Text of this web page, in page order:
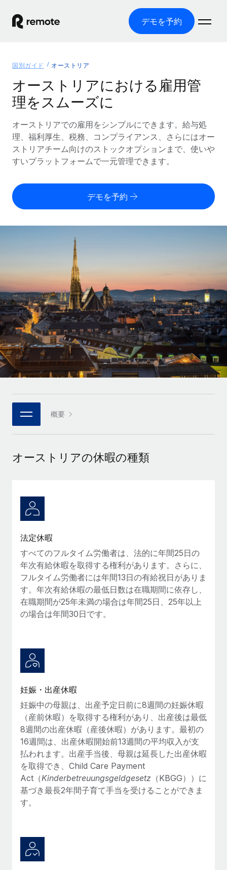
デモを予約
グローバル雇用
グローバル給与処理
コンプライアンス対応の給与処理を手軽に
Employer of Record（EOR）
グローバル展開をコストをかけずに実現
Contractor of Record
世界中の契約社員と法令を遵守して契約
複雑な雇用関連業務を外部委託
インフラ
Remote統合
人事機能をワークフローにシームレスに統合する
プラットフォーム
チームのための人事の基本機能を内蔵
接続 新しい
当社のMCPを使用して、あらゆるAIツールをRemoteに接続
統合
基本的なビジネスツールを活用して業務プロセスを効率化す
グローバル人事・コンプライアンスの専門サポート
候補者の選考プロセスをシンプルに
Compliance Watchtower
コンプライアンスリスクを先回りして対応
デバイス管理
ITデバイスを世界規模で提供・管理
移住・転勤
従業員の異動をスムーズに
従業員の福利厚生を簡単に管理
ソリューション
各国の制度に対応
国別ガイド
/国別のグローバル雇用支援を検索する
Remoteを他社と比較
スタートアップ
成長中の企業向けのアジャイルなグローバルHR・給与処理ソ
リューション
ミッドマーケット
カスタマイズされた人事ソリューションでチームを拡大する
企業
大企業向けのグローバルHR
パートナーに登録
戦略的テクノロジーパートナー
グローバルな人事機能を柔軟に自社プラットフォームへ統合
当社とのパートナーシップの可能性を検討する
Reverse Tech、契約社員管理と給与処理でRemote
と戦略的提携
Reverse Techの概要 健康とウェルネスのスタートアップである
Reverse...
詳細を見る
い、どのようにしてワークフォースを120%に増やした
のか
詳細を見る
リソース
ツールと計算ツール
従業員コスト計算ツール
契約社員の報酬計算ツール
グローバルな契約社員向けに、通貨オプションと支払スピー
ドを確認する
REMOTEで学習
リサーチおよびガイド
活用事例
HR用語集
チェックリストおよびテンプレート
職務内容ライブラリ
ウェビナー
イベント
ニュースルーム
情報センター
サポートを依頼する
すべてのリソースを表示する
ブログ
グローバル給与処理
EORおよびPEO
税務
ブログを読む
ブログ
Remoteの製品アップデート：GustoとXeroの統合お
よびContractor Management Plus（契約社員管理
プラス）
Remoteの使命は、世界のどこにいても、あらゆる規模の企業が
業務に最適な人材を採用し、管理し、給与を支給できるようにす
ることです。この数週間で、新しい統合、機能、改良点をリリー
スしました。...
給与詐欺：種類、事例、ビジネスを守る方法
価格
English
Français
Deutsch
Español
Italiano
Português (Portugal)
日本語
한국어
国別ガイド オーストリア
オーストリアにおける雇用管
理をスムーズに
オーストリアでの雇用をシンプルにできます。給与処
理、福利厚生、税務、コンプライアンス、さらにはオー
ストリアチーム向けのストックオプションまで、使いや
すいプラットフォームで一元管理できます。
デモを予約
概要
オーストリアの休暇の種類
法定休暇
すべてのフルタイム労働者は、法的に年間25日の
年次有給休暇を取得する権利があります。さらに、
フルタイム労働者には年間13日の有給祝日がありま
す。年次有給休暇の最低日数は在職期間に依存し、
在職期間が25年未満の場合は年間25日、25年以上
の場合は年間30日です。
妊娠・出産休暇
妊娠中の母親は、出産予定日前に8週間の妊娠休暇
（産前休暇）を取得する権利があり、出産後は最低
8週間の出産休暇（産後休暇）があります。最初の
16週間は、出産休暇開始前13週間の平均収入が支
払われます。出産手当後、母親は延長した出産休暇
を取得でき、Child Care Payment
Act（Kinderbetreuungsgeldgesetz （KBGG））に
基づき最長2年間子育て手当を受けることができま
す。